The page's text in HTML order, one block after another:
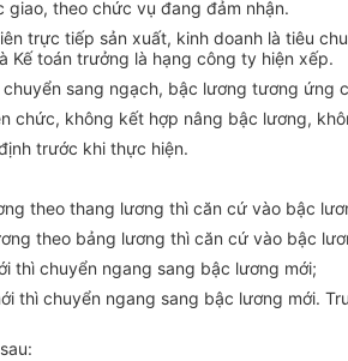
giao, theo chức vụ đang đảm nhận.
trực tiếp sản xuất, kinh doanh là tiêu
Kế toán trưởng là hạng công ty hiện xếp.
sang ngạch, bậc lương tương ứng
chức, không kết hợp nâng bậc lương,
trước khi thực hiện.
theo thang lương thì căn cứ vào bậc
theo bảng lương thì căn cứ vào bậc
thì chuyển ngang sang bậc lương mới;
thì chuyển ngang sang bậc lương mới.